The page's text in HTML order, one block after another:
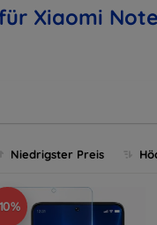
Xiaomi
Niedrigster Preis